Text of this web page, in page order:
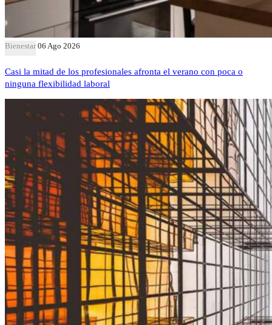
Bienestar 06 Ago 2026
Casi la mitad de los profesionales afronta el verano con poca o
ninguna flexibilidad laboral